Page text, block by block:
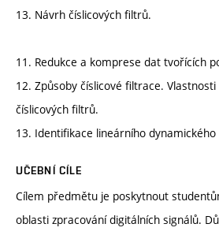
13. Návrh číslicových filtrů.
11. Redukce a komprese dat tvořících
12. Způsoby číslicové filtrace.
číslicových filtrů.
13. Identifikace lineárního
UČEBNÍ CÍLE
Cílem předmětu je poskytnout
oblasti zpracování digitálních signálů.